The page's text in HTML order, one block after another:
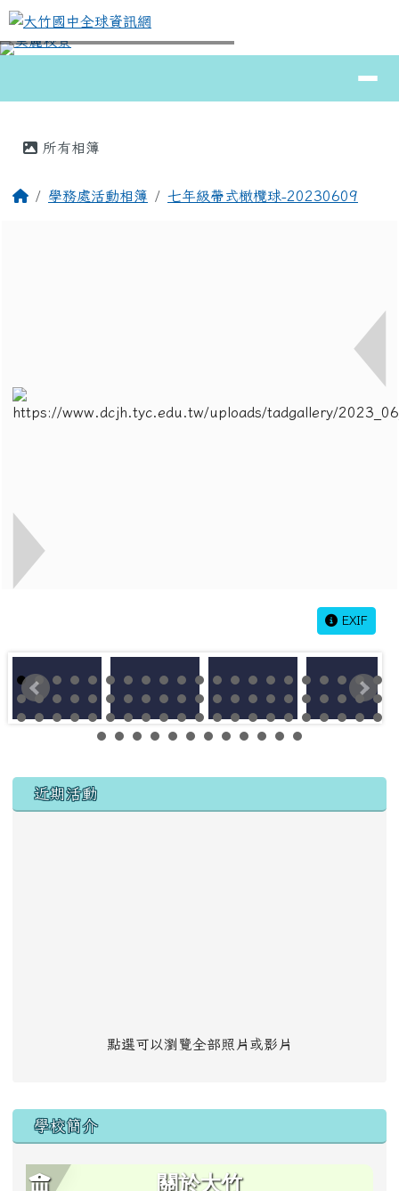
跳至主內容區
大竹國中全球資訊網
⏸
所有相簿
回首頁學務處活動相簿 七年級帶式橄欖球-20230609
EXIF
左邊區域內容
近期活動
點選可以瀏覽全部照片或影片
學校簡介
關於大竹